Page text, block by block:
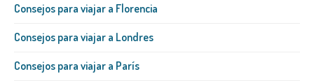
Consejos para viajar a Florencia
Consejos para viajar a Londres
Consejos para viajar a París